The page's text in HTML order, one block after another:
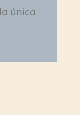
única